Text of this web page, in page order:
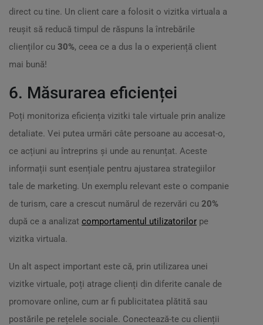
direct cu tine. Un client care a folosit o vizitka virtuala a
reușit să reducă timpul de răspuns la întrebările
clienților cu 30%, ceea ce a dus la o experiență client
mai bună!
6. Măsurarea eficienței
Poți monitoriza eficiența vizitki tale virtuale prin analize
detaliate. Vei putea urmări câte persoane au accesat-o,
ce acțiuni au întreprins și unde au renunțat. Aceste
informații sunt esențiale pentru ajustarea strategiilor
tale de marketing. Un exemplu relevant este o companie
de turism, care a crescut numărul de rezervări cu 20%
după ce a analizat comportamentul utilizatorilor pe
vizitka virtuala.
Un alt aspect important este că, prin utilizarea unei
vizitke virtuale, poți atrage clienți din diferite canale de
promovare online, cum ar fi publicitatea plătită sau
postările pe rețelele sociale. Conectează-te cu clienții